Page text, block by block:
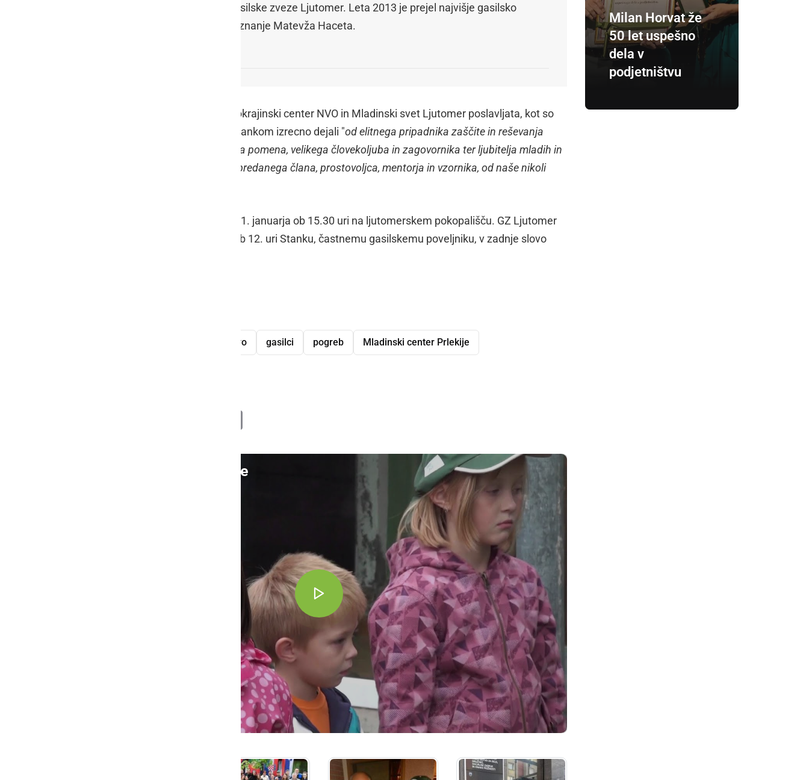
Gasilske zveze Ljutomer. Leta 2013 je prejel najvišje gasilsko
priznanje Matevža Haceta.
Tako se Mladinski center Prlekije-Pokrajinski center NVO in Mladinski svet Ljutomer poslavljata, kot so
na žalni slovesnosti za tovarišem Stankom izrecno dejali "od elitnega pripadnika zaščite in reševanja
lokalnega, regijskega in nacionalnega pomena, velikega človekoljuba in zagovornika ter ljubitelja mladih in
medgeneracijskega sožitja, našega predanega člana, prostovoljca, mentorja in vzornika, od naše nikoli
Pogreb ljubega Stanka bo v sredo, 31. januarja ob 15.30 uri na ljutomerskem pokopališču. GZ Ljutomer
tudi sporoča, da se bodo tega dne ob 12. uri Stanku, častnemu gasilskemu poveljniku, v zadnje slovo
slovo gasilci pogreb Mladinski center Prlekije
PrintFriendly
Video: Prevzem brentače
Milan Horvat že
50 let uspešno
dela v
podjetništvu